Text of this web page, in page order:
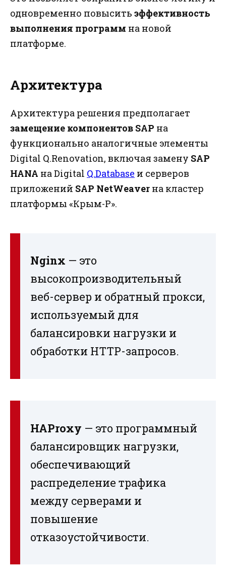
одновременно повысить эффективность
выполнения программ на новой
платформе.
Архитектура
Архитектура решения предполагает
замещение компонентов SAP на
функционально аналогичные элементы
Digital Q.Renovation, включая замену SAP
HANA на Digital Q.Database и серверов
приложений SAP NetWeaver на кластер
платформы «Крым-Р».
Nginx — это
высокопроизводительный
веб-сервер и обратный прокси,
используемый для
балансировки нагрузки и
обработки HTTP-запросов.
HAProxy — это программный
балансировщик нагрузки,
обеспечивающий
распределение трафика
между серверами и
повышение
отказоустойчивости.